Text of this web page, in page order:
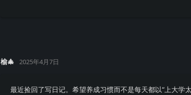
榆🎄 2025年4月7日
最近捡回了写日记。希望养成习惯而不是每天都以“上大学